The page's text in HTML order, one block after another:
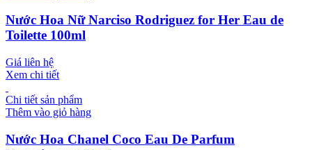
Nước Hoa Nữ Narciso Rodriguez for Her Eau de
Toilette 100ml
Giá liên hệ
Xem chi tiết
Chi tiết sản phẩm
Thêm vào giỏ hàng
Nước Hoa Chanel Coco Eau De Parfum